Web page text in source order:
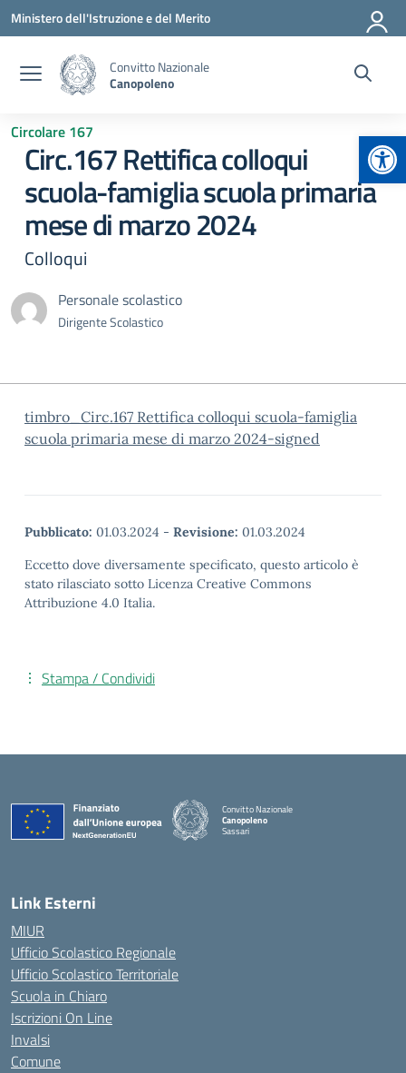
Vai ai contenuti
Vai al menu di navigazione
Vai al footer
Ministero dell'Istruzione e del Merito
Convitto Nazionale
Canopoleno
Circolare 167
Circ.167 Rettifica colloqui
scuola-famiglia scuola primaria
mese di marzo 2024
Colloqui
Personale scolastico
Dirigente Scolastico
timbro_Circ.167 Rettifica colloqui scuola-famiglia
scuola primaria mese di marzo 2024-signed
Pubblicato: 01.03.2024 - Revisione: 01.03.2024
Eccetto dove diversamente specificato, questo articolo è
stato rilasciato sotto Licenza Creative Commons
Attribuzione 4.0 Italia.
Stampa / Condividi
Convitto Nazionale
Canopoleno
Sassari
Link Esterni
MIUR
Ufficio Scolastico Regionale
Ufficio Scolastico Territoriale
Scuola in Chiaro
Iscrizioni On Line
Invalsi
Comune